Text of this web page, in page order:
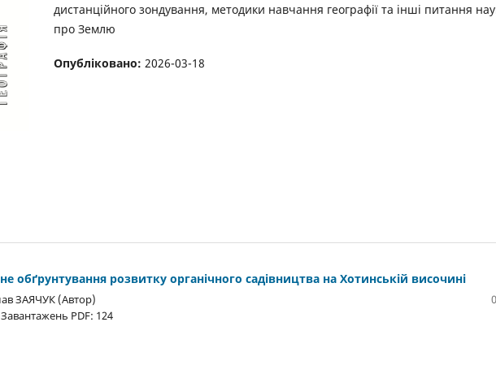
дистанційного зондування, методики навчання географії та інші питання
про Землю
Опубліковано: 2026-03-18
обґрунтування розвитку органічного садівництва на Хотинській височині
ЗАЯЧУК (Автор)
PDF: 124